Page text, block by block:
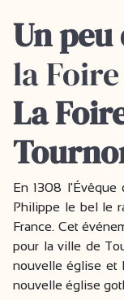
Un
la
La
En 1308
Philippe le bel le
France. Cet
pour la ville de
nouvelle église et
nouvelle église